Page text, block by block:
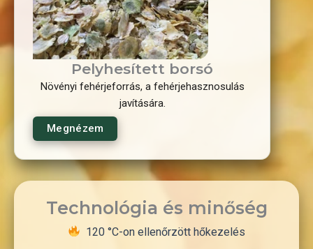
Pelyhesített borsó
Növényi fehérjeforrás, a fehérjehasznosulás
javítására.
Megnézem
Technológia és minőség
120 °C-on ellenőrzött hőkezelés